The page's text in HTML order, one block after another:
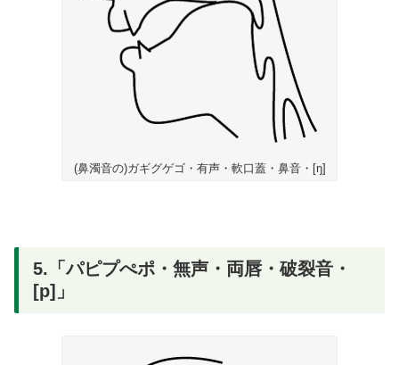
(鼻濁音の)ガギグゲゴ・有声・軟口蓋・鼻音・[ŋ]
5.「パピプぺポ・無声・両唇・破裂音・
[p]」